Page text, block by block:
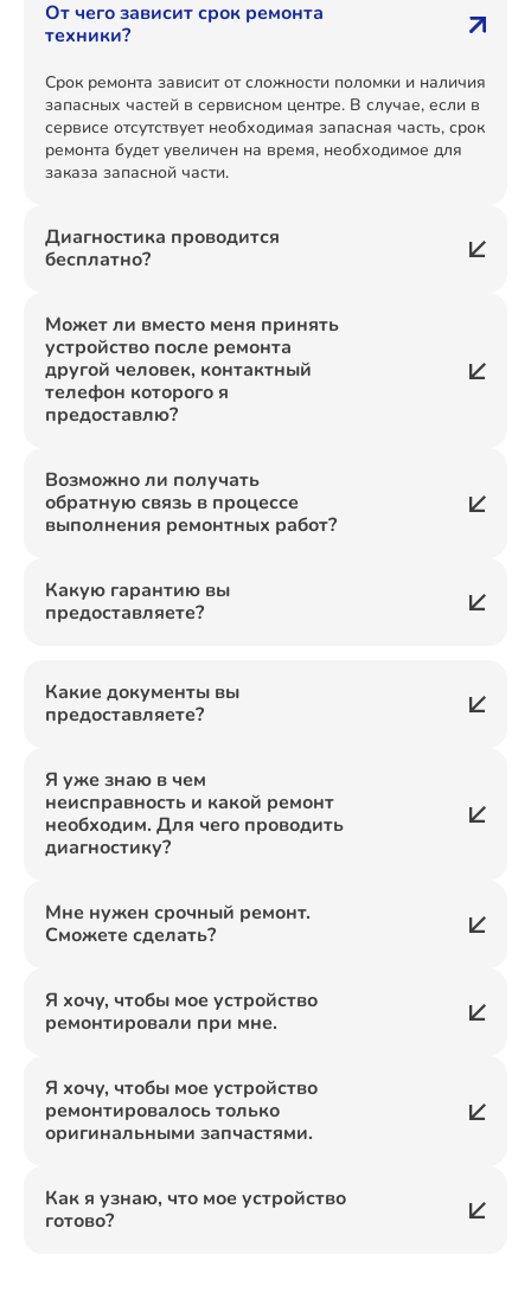
От чего зависит срок ремонта
техники?
Срок ремонта зависит от сложности поломки и наличия
запасных частей в сервисном центре. В случае, если в
сервисе отсутствует необходимая запасная часть, срок
ремонта будет увеличен на время, необходимое для
заказа запасной части.
Диагностика проводится
бесплатно?
Может ли вместо меня принять
устройство после ремонта
другой человек, контактный
телефон которого я
предоставлю?
Возможно ли получать
обратную связь в процессе
выполнения ремонтных работ?
Какую гарантию вы
предоставляете?
Какие документы вы
предоставляете?
Я уже знаю в чем
неисправность и какой ремонт
необходим. Для чего проводить
диагностику?
Мне нужен срочный ремонт.
Сможете сделать?
Я хочу, чтобы мое устройство
ремонтировали при мне.
Я хочу, чтобы мое устройство
ремонтировалось только
оригинальными запчастями.
Как я узнаю, что мое устройство
готово?